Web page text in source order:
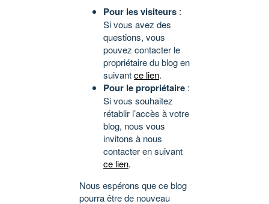
Pour les visiteurs :
Si vous avez des
questions, vous
pouvez contacter le
propriétaire du blog en
suivantce lien.
Pour le propriétaire :
Si vous souhaitez
rétablir l’accès à votre
blog, nous vous
invitons à nous
contacter en suivant
ce lien.
Nous espérons que ce blog
pourra être de nouveau